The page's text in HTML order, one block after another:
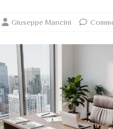
Giuseppe Mancini